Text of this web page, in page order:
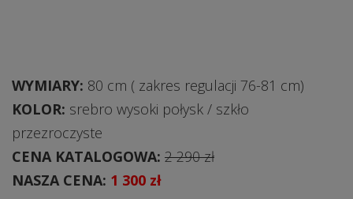
WYMIARY: 80 cm ( zakres regulacji 76-81 cm)
KOLOR: srebro wysoki połysk / szkło
przezroczyste
CENA KATALOGOWA: 2 290 zł
NASZA CENA: 1 300 zł